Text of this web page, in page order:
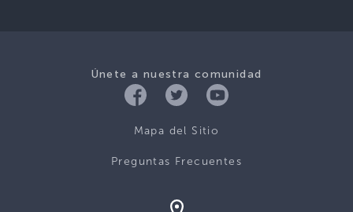
Únete a nuestra comunidad
Mapa del Sitio
Preguntas Frecuentes